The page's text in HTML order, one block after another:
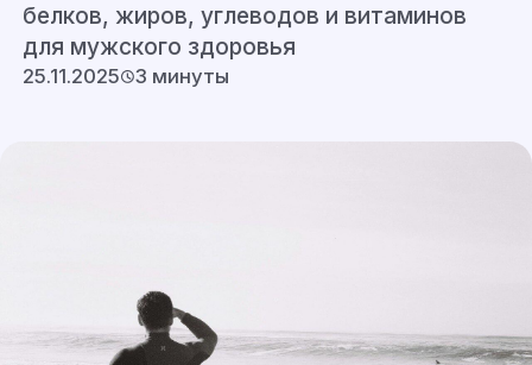
белков, жиров, углеводов и витаминов
для мужского здоровья
25.11.2025 3 минуты